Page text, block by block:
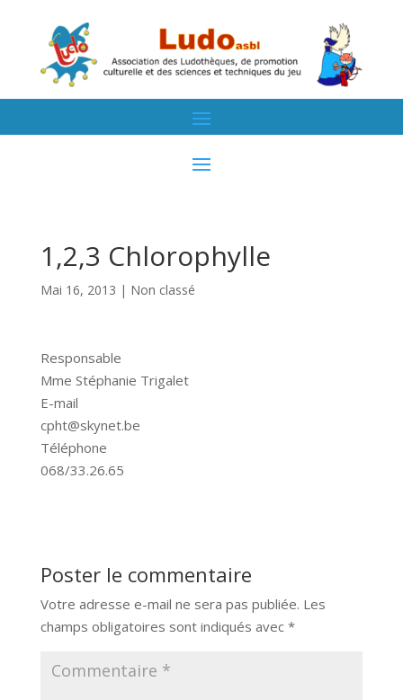
1,2,3 Chlorophylle
Mai 16, 2013 | Non classé
Responsable
Mme Stéphanie Trigalet
E-mail
cpht@skynet.be
Téléphone
068/33.26.65
Poster le commentaire
Votre adresse e-mail ne sera pas publiée. Les
champs obligatoires sont indiqués avec *